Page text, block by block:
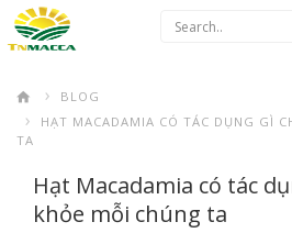
BLOG
HẠT MACADAMIA CÓ TÁC DỤNG GÌ
TA
Hạt Macadamia có tác
khỏe mỗi chúng ta